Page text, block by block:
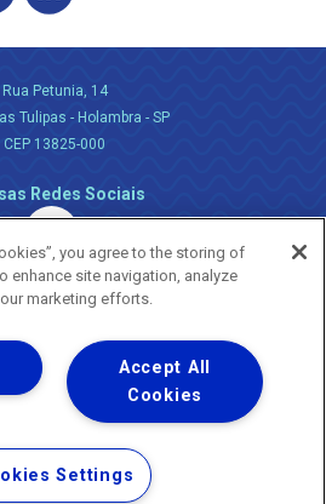
Rua Petunia, 14
Tulipas - Holambra - SP
CEP 13825-000
Redes Sociais
® 2026 - Todos os Direitos Reservados.
movimenta a vida
de Uso de Sites e Aplicativos
e Proteção de Dados
you agree to the storing of
enhance site navigation, analyze
marketing efforts.
Accept All
Cookies
Settings